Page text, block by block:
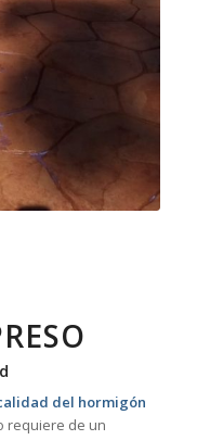
del hormigón
requiere de un